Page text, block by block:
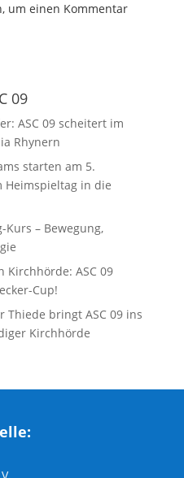
um einen Kommentar
09
ASC 09 scheitert im
Rhynern
starten am 5.
Heimspieltag in die
Kurs – Bewegung,
Kirchhörde: ASC 09
Cup!
Thiede bringt ASC 09 ins
Kirchhörde